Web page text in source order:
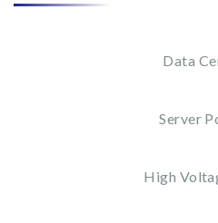
Data
Server
High